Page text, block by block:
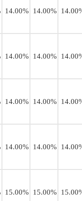
14.00% 14.00%
14.00% 14.00%
14.00% 14.00%
14.00% 14.00%
15.00% 15.00%